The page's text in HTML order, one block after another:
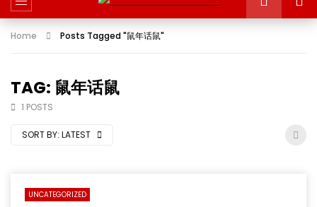
Home Posts Tagged "鼠年话鼠"
TAG: 鼠年话鼠
1 POSTS
SORT BY: LATEST
UNCATEGORIZED